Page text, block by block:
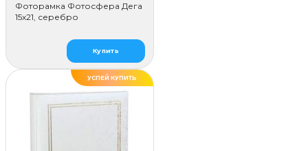
Фоторамка Фотосфера Дега
15x21, серебро
Купить
УСПЕЙ КУПИТЬ